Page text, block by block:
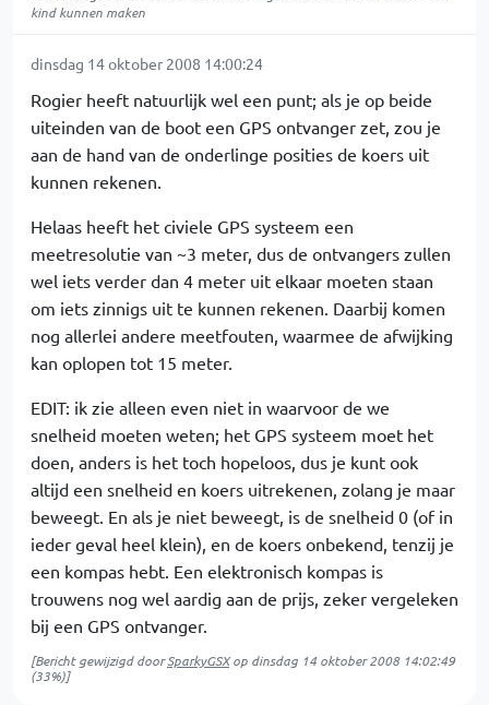
kind kunnen maken
dinsdag 14 oktober 2008 14:00:24
Rogier heeft natuurlijk wel een punt; als je op beide
uiteinden van de boot een GPS ontvanger zet, zou je
aan de hand van de onderlinge posities de koers uit
kunnen rekenen.
Helaas heeft het civiele GPS systeem een
meetresolutie van ~3 meter, dus de ontvangers zullen
wel iets verder dan 4 meter uit elkaar moeten staan
om iets zinnigs uit te kunnen rekenen. Daarbij komen
nog allerlei andere meetfouten, waarmee de afwijking
kan oplopen tot 15 meter.
EDIT: ik zie alleen even niet in waarvoor de we
snelheid moeten weten; het GPS systeem moet het
doen, anders is het toch hopeloos, dus je kunt ook
altijd een snelheid en koers uitrekenen, zolang je maar
beweegt. En als je niet beweegt, is de snelheid 0 (of in
ieder geval heel klein), en de koers onbekend, tenzij je
een kompas hebt. Een elektronisch kompas is
trouwens nog wel aardig aan de prijs, zeker vergeleken
bij een GPS ontvanger.
[Bericht gewijzigd doorSparkyGSXop dinsdag 14 oktober 2008 14:02:49
(33%)]